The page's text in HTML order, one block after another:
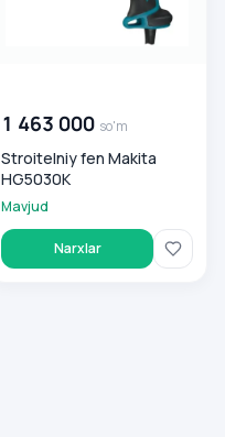
1 463 000 so'm
Stroitelniy fen Makita
HG5030K
Mavjud
Narxlar